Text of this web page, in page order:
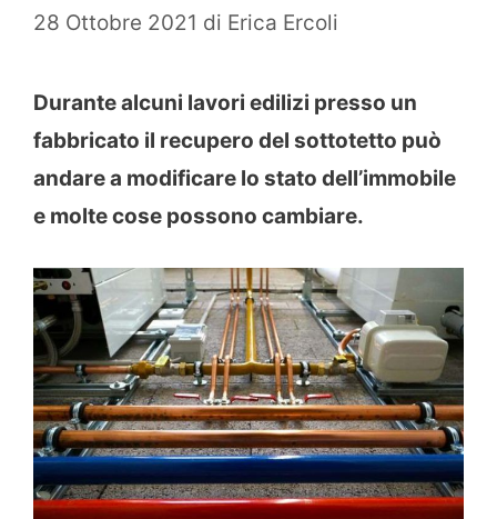
28 Ottobre 2021 di Erica Ercoli
Durante alcuni lavori edilizi presso un
fabbricato il recupero del sottotetto può
andare a modificare lo stato dell’immobile
e molte cose possono cambiare.